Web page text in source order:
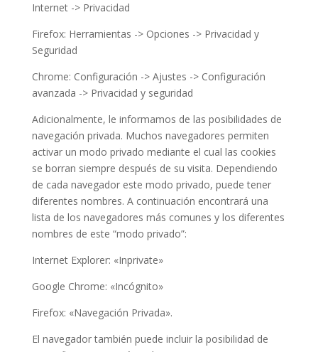
Internet -> Privacidad
Firefox: Herramientas -> Opciones -> Privacidad y
Seguridad
Chrome: Configuración -> Ajustes -> Configuración
avanzada -> Privacidad y seguridad
Adicionalmente, le informamos de las posibilidades de
navegación privada. Muchos navegadores permiten
activar un modo privado mediante el cual las cookies
se borran siempre después de su visita. Dependiendo
de cada navegador este modo privado, puede tener
diferentes nombres. A continuación encontrará una
lista de los navegadores más comunes y los diferentes
nombres de este “modo privado”:
Internet Explorer: «Inprivate»
Google Chrome: «Incógnito»
Firefox: «Navegación Privada».
El navegador también puede incluir la posibilidad de